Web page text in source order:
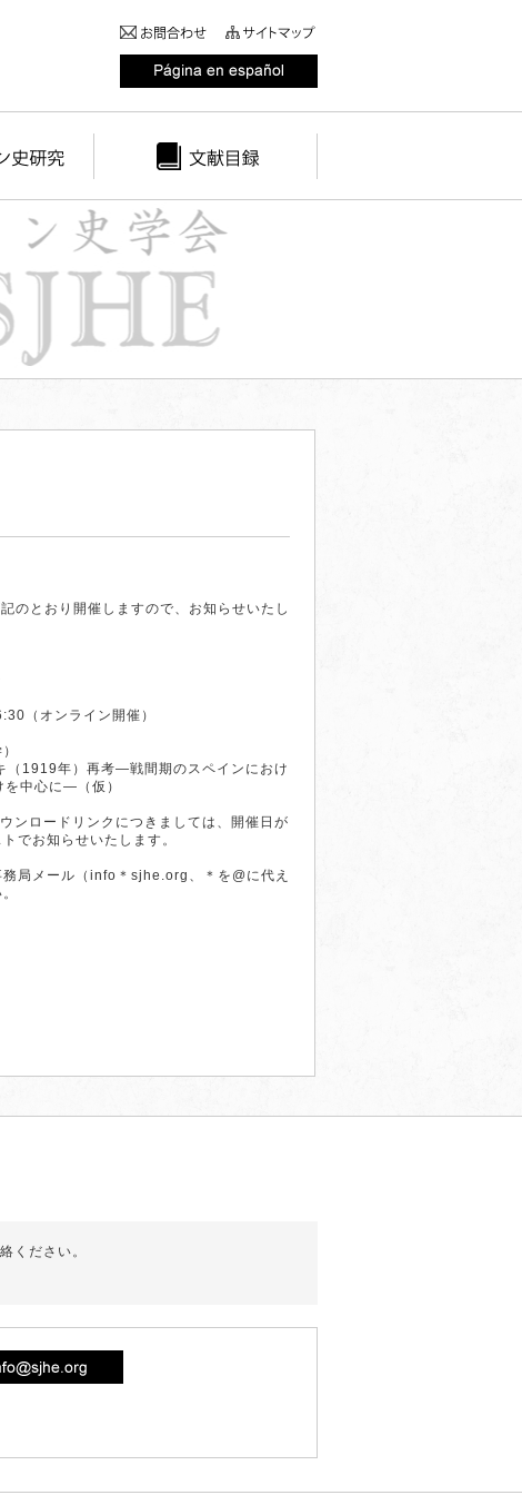
のとおり開催しますので、お知らせいたし
（オンライン開催）
（1919年）再考—戦間期のスペインにおけ
中心に—（仮）
ンロードリンクにつきましては、開催日が
でお知らせいたします。
局メール（info＊sjhe.org、＊を@に代え
ください。